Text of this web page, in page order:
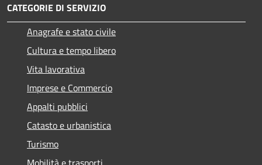
CATEGORIE DI SERVIZIO
Anagrafe e stato civile
Cultura e tempo libero
Vita lavorativa
Imprese e Commercio
Appalti pubblici
Catasto e urbanistica
Turismo